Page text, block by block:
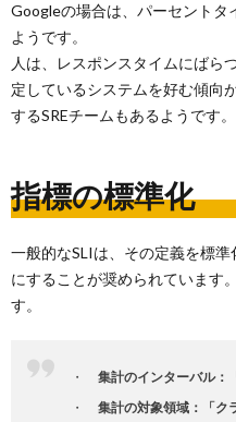
Googleの場合は、パーセントタ
ようです。
人は、レスポンスタイムにばら
定しているシステムを好む傾向
するSREチームもあるようです。
指標の標準化
一般的なSLIは、その定義を標
にすることが奨められています
す。
集計のインターバル：
集計の対象領域：「ク